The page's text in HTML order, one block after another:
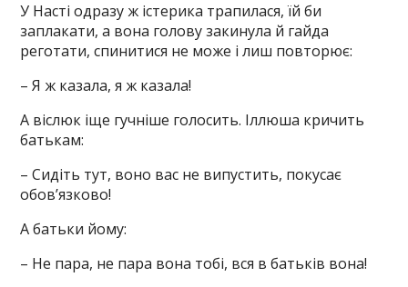
У Насті одразу ж істерика трапилася, їй би
заплакати, а вона голову закинула й гайда
реготати, спинитися не може і лиш повторює:
– Я ж казала, я ж казала!
А віслюк іще гучніше голосить. Іллюша кричить
батькам:
– Сидіть тут, воно вас не випустить, покусає
обов’язково!
А батьки йому:
– Не пара, не пара вона тобі, вся в батьків вона!